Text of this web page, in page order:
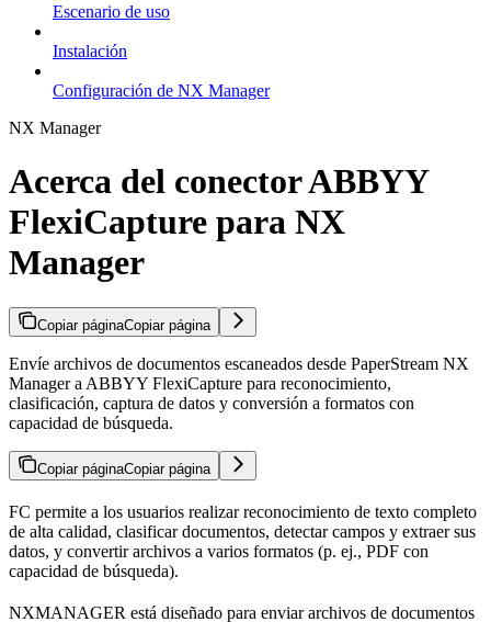
Escenario de uso
Instalación
Configuración de NX Manager
NX Manager
Acerca del conector ABBYY
FlexiCapture para NX
Manager
Copiar páginaCopiar página
Envíe archivos de documentos escaneados desde PaperStream NX
Manager a ABBYY FlexiCapture para reconocimiento,
clasificación, captura de datos y conversión a formatos con
capacidad de búsqueda.
Copiar páginaCopiar página
FC permite a los usuarios realizar reconocimiento de texto completo
de alta calidad, clasificar documentos, detectar campos y extraer sus
datos, y convertir archivos a varios formatos (p. ej., PDF con
capacidad de búsqueda).
NXMANAGER está diseñado para enviar archivos de documentos